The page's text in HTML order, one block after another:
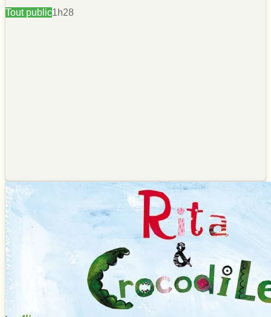
Tout public1h28